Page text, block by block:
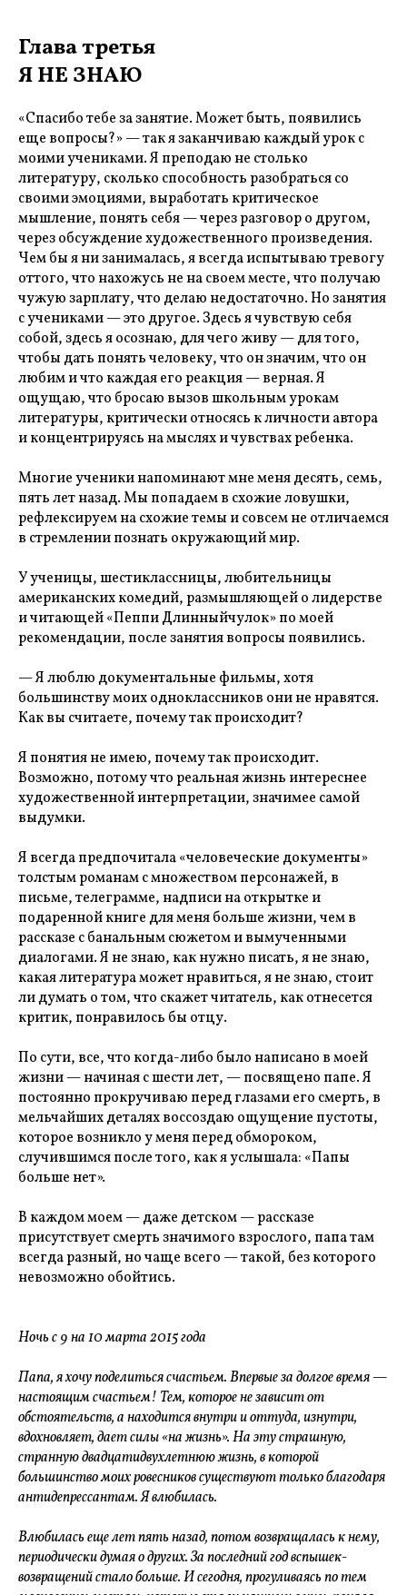
Глава третья
Я НЕ ЗНАЮ
«Спасибо тебе за занятие. Может быть, появились
еще вопросы?» — так я заканчиваю каждый урок с
моими учениками. Я преподаю не столько
литературу, сколько способность разобраться со
своими эмоциями, выработать критическое
мышление, понять себя — через разговор о другом,
через обсуждение художественного произведения.
Чем бы я ни занималась, я всегда испытываю тревогу
оттого, что нахожусь не на своем месте, что получаю
чужую зарплату, что делаю недостаточно. Но занятия
с учениками — это другое. Здесь я чувствую себя
собой, здесь я осознаю, для чего живу — для того,
чтобы дать понять человеку, что он значим, что он
любим и что каждая его реакция — верная. Я
ощущаю, что бросаю вызов школьным урокам
литературы, критически относясь к личности автора
и концентрируясь на мыслях и чувствах ребенка.
Многие ученики напоминают мне меня десять, семь,
пять лет назад. Мы попадаем в схожие ловушки,
рефлексируем на схожие темы и совсем не отличаемся
в стремлении познать окружающий мир.
У ученицы, шестиклассницы, любительницы
американских комедий, размышляющей о лидерстве
и читающей «Пеппи Длинныйчулок» по моей
рекомендации, после занятия вопросы появились.
— Я люблю документальные фильмы, хотя
большинству моих одноклассников они не нравятся.
Как вы считаете, почему так происходит?
Я понятия не имею, почему так происходит.
Возможно, потому что реальная жизнь интереснее
художественной интерпретации, значимее самой
выдумки.
Я всегда предпочитала «человеческие документы»
толстым романам с множеством персонажей, в
письме, телеграмме, надписи на открытке и
подаренной книге для меня больше жизни, чем в
рассказе с банальным сюжетом и вымученными
диалогами. Я не знаю, как нужно писать, я не знаю,
какая литература может нравиться, я не знаю, стоит
ли думать о том, что скажет читатель, как отнесется
критик, понравилось бы отцу.
По сути, все, что когда-либо было написано в моей
жизни — начиная с шести лет, — посвящено папе. Я
постоянно прокручиваю перед глазами его смерть, в
мельчайших деталях воссоздаю ощущение пустоты,
которое возникло у меня перед обмороком,
случившимся после того, как я услышала: «Папы
больше нет».
В каждом моем — даже детском — рассказе
присутствует смерть значимого взрослого, папа там
всегда разный, но чаще всего — такой, без которого
невозможно обойтись.
Ночь с 9 на 10 марта 2015 года
Папа, я хочу поделиться счастьем. Впервые за долгое время —
настоящим счастьем! Тем, которое не зависит от
обстоятельств, а находится внутри и оттуда, изнутри,
вдохновляет, дает силы «на жизнь». На эту страшную,
странную двадцатидвухлетнюю жизнь, в которой
большинство моих ровесников существуют только благодаря
антидепрессантам. Я влюбилась.
Влюбилась еще лет пять назад, потом возвращалась к нему,
периодически думая о других. За последний год вспышек-
возвращений стало больше. И сегодня, прогуливаясь по тем